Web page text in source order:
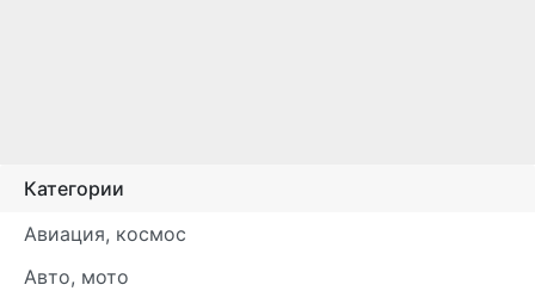
Категории
Авиация, космос
Авто, мото